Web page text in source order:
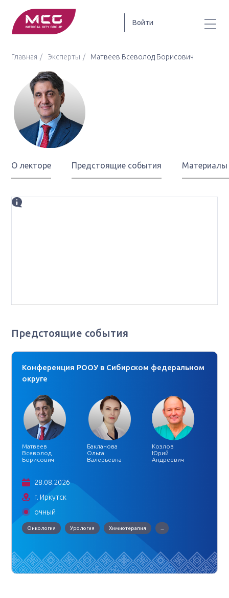
Войти
Главная Эксперты Матвеев Всеволод Борисович
О лекторе Предстоящие события Материалы
Предстоящие события
Конференция РООУ в Сибирском федеральном
округе
Матвеев
Всеволод
Борисович
Бакланова
Ольга
Валерьевна
Козлов
Юрий
Андреевич
28.08.2026
г. Иркутск
очный
Онкология Урология Химиотерапия